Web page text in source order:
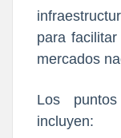
para
mercados
Los
incluyen: